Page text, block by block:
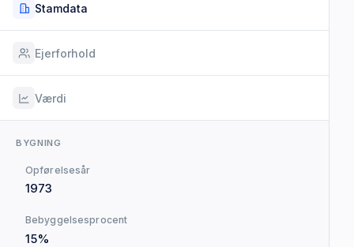
Stamdata
Ejerforhold
Værdi
BYGNING
Opførelsesår
1973
Bebyggelsesprocent
15%